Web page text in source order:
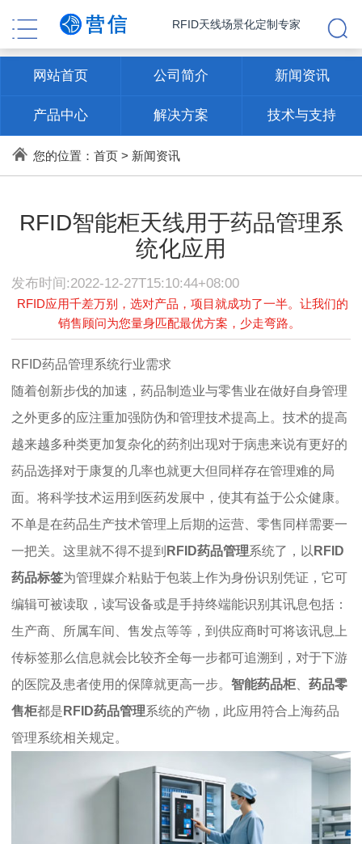
RFID天线场景化定制专家
网站首页 公司简介 新闻资讯
产品中心 解决方案 技术与支持
联系方式
您的位置： 首页> 新闻资讯
RFID智能柜天线用于药品管理系
统化应用
发布时间:2022-12-27T15:10:44+08:00
RFID应用千差万别，选对产品，项目就成功了一半。让我们的
销售顾问为您量身匹配最优方案，少走弯路。
RFID药品管理系统行业需求
随着创新步伐的加速，药品制造业与零售业在做好自身管理
之外更多的应注重加强防伪和管理技术提高上。技术的提高
越来越多种类更加复杂化的药剂出现对于病患来说有更好的
药品选择对于康复的几率也就更大但同样存在管理难的局
面。将科学技术运用到医药发展中，使其有益于公众健康。
不单是在药品生产技术管理上后期的运营、零售同样需要一
一把关。这里就不得不提到 RFID药品管理系统了，以 RFID
药品标签为管理媒介粘贴于包装上作为身份识别凭证，它可
编辑可被读取，读写设备或是手持终端能识别其讯息包括：
生产商、所属车间、售发点等等，到供应商时可将该讯息上
传标签那么信息就会比较齐全每一步都可追溯到，对于下游
的医院及患者使用的保障就更高一步。 智能药品柜、 药品零
售柜都是 RFID药品管理系统的产物，此应用符合上海药品
管理系统相关规定。